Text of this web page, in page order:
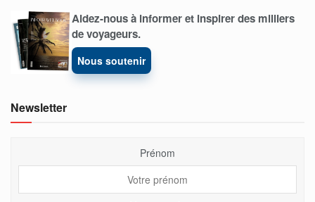
Aidez-nous à informer et inspirer des milliers
de voyageurs.
Nous soutenir
Newsletter
Prénom